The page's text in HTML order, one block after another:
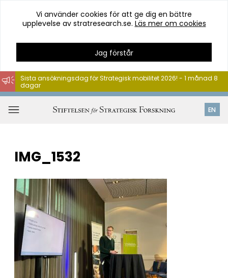
Hoppa
till
innehåll
Vi använder cookies för att ge dig en bättre
upplevelse av stratresearch.se. Läs mer om cookies
Jag förstår
EN
Sista ansökningsdag för Strategisk mobilitet 2026! - 1 månad 8
dagar
IMG_1532